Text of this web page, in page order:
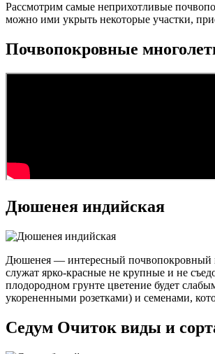
Рассмотрим самые неприхотливые
можно ими укрыть некоторые участки,
Почвопокровные
Дюшенея индийская
Дюшенея — интересный почвопокровный
служат ярко-красные не крупные и не
плодородном грунте цветение будет
укорененными розетками) и семенами,
Седум Очиток виды и